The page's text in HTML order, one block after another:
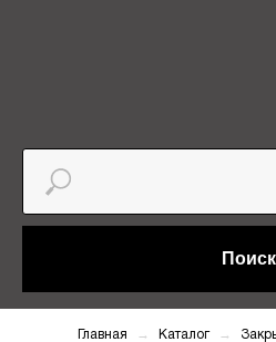
Поиск
Главная Каталог